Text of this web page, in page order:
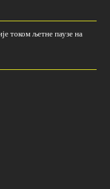
током љетне паузе на